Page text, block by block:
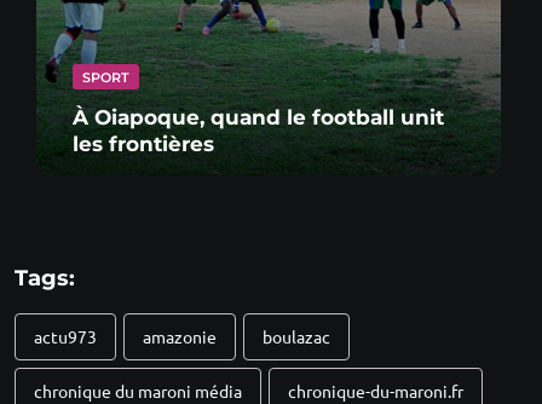
SPORT
À Oiapoque, quand le football unit
les frontières
Tags:
actu973 amazonie boulazac
chronique du maroni média chronique-du-maroni.fr